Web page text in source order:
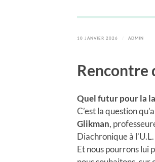
10 JANVIER 2026 ADMIN
Rencontre
Quel futur pour la
C’est la question
Glikman,
Diachronique à
Et nous pourrons lui